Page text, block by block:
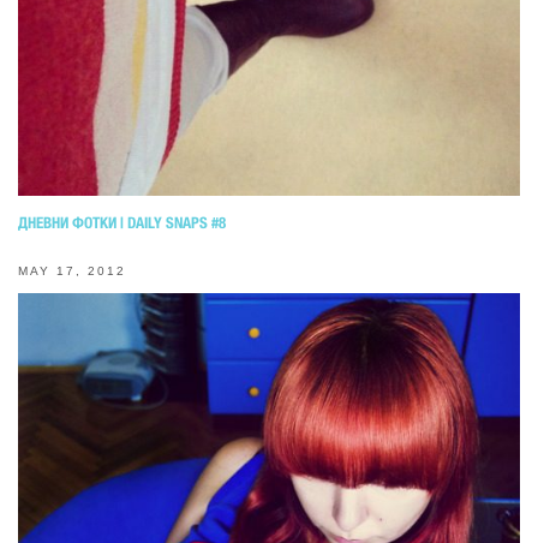
ДНЕВНИ ФОТКИ | DAILY SNAPS #8
MAY 17, 2012